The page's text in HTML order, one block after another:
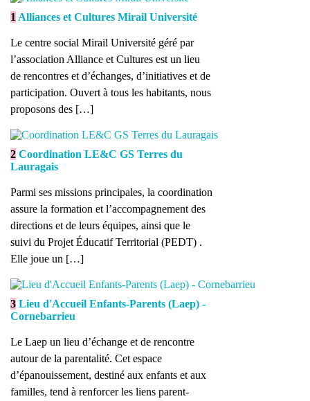
1 Alliances et Cultures Mirail Université
Le centre social Mirail Université géré par
l’association Alliance et Cultures est un lieu
de rencontres et d’échanges, d’initiatives et de
participation. Ouvert à tous les habitants, nous
proposons des […]
2 Coordination LE&C GS Terres du
Lauragais
Parmi ses missions principales, la coordination
assure la formation et l’accompagnement des
directions et de leurs équipes, ainsi que le
suivi du Projet Éducatif Territorial (PEDT) .
Elle joue un […]
3 Lieu d'Accueil Enfants-Parents (Laep) -
Cornebarrieu
Le Laep un lieu d’échange et de rencontre
autour de la parentalité. Cet espace
d’épanouissement, destiné aux enfants et aux
familles, tend à renforcer les liens parent-